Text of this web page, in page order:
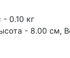
0.10 кг
- 8.00 см,